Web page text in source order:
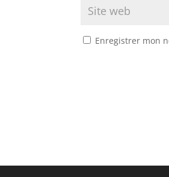
Enregistrer mon